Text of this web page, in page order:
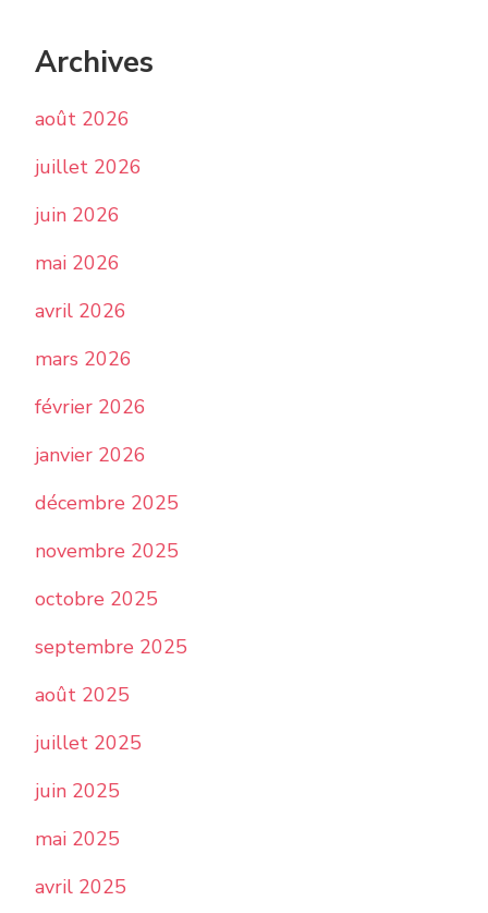
Archives
août 2026
juillet 2026
juin 2026
mai 2026
avril 2026
mars 2026
février 2026
janvier 2026
décembre 2025
novembre 2025
octobre 2025
septembre 2025
août 2025
juillet 2025
juin 2025
mai 2025
avril 2025